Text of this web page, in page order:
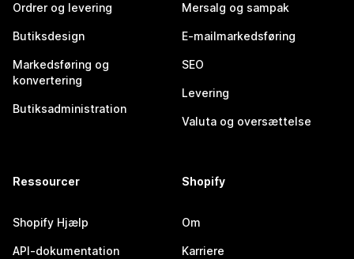
Ordrer og levering
Butiksdesign
Markedsføring og
konvertering
Butiksadministration
Mersalg og sampak
E-mailmarkedsføring
SEO
Levering
Valuta og oversættelse
Ressourcer
Shopify Hjælp
API-dokumentation
Shopify
Om
Karriere